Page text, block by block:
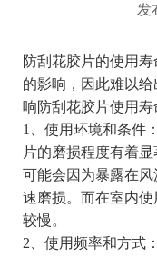
发
防刮花胶片的使用
的影响，因此难以
响防刮花胶片使用寿
1、使用环境和条件
片的磨损程度有着
可能会因为暴露在
速磨损。而在室内
较慢。
2、使用频率和方式